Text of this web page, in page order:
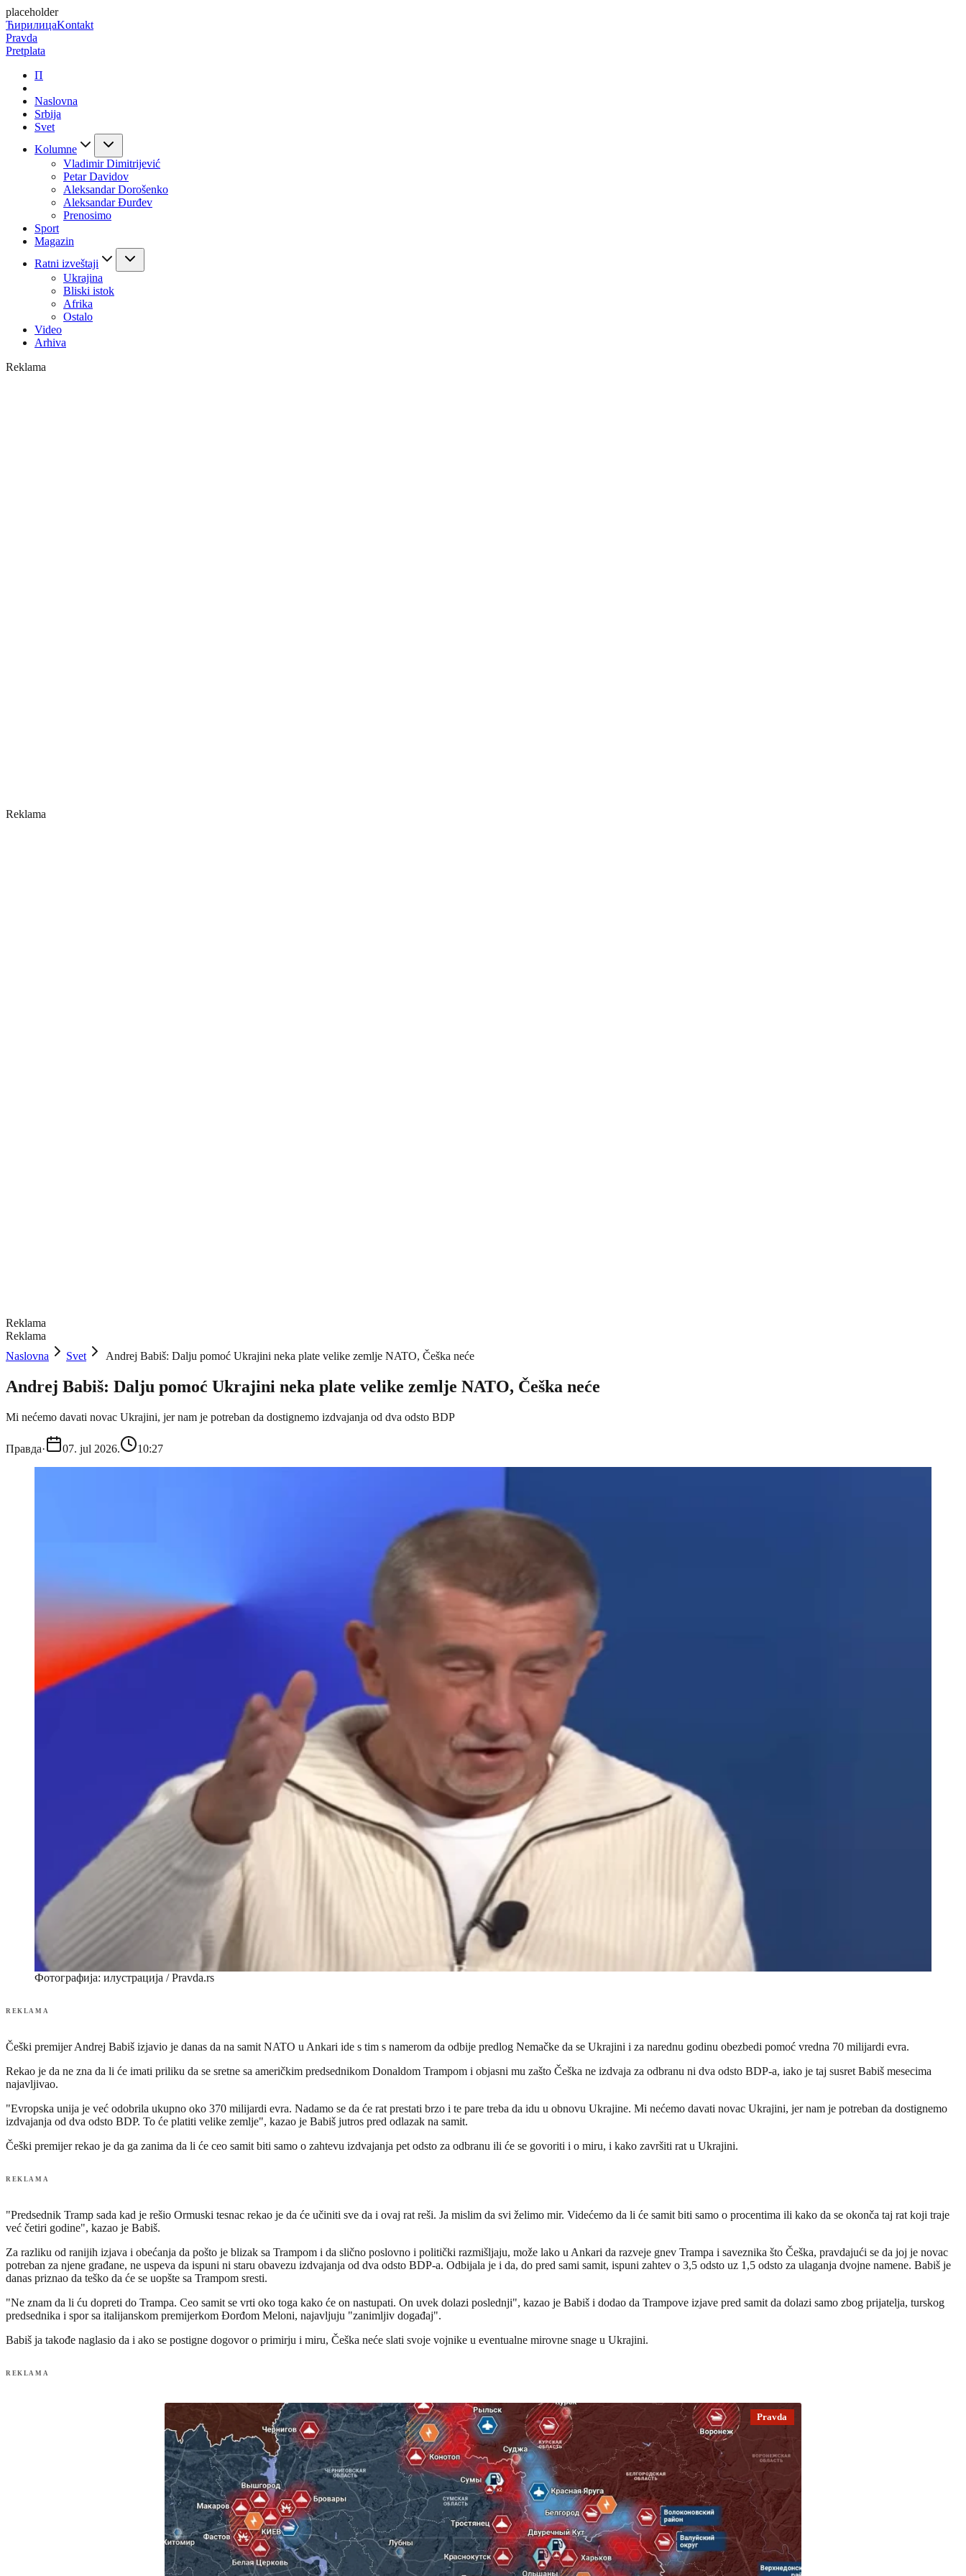
placeholder
ЋирилицаKontakt
Pravda
Pretplata
П
Naslovna
Srbija
Svet
Kolumne
Vladimir Dimitrijević
Petar Davidov
Aleksandar Dorošenko
Aleksandar Đurđev
Prenosimo
Sport
Magazin
Ratni izveštaji
Ukrajina
Bliski istok
Afrika
Ostalo
Video
Arhiva
Reklama
Reklama
Reklama
Reklama
Naslovna
Svet Andrej Babiš: Dalju pomoć Ukrajini neka plate velike zemlje NATO, Češka neće
Andrej Babiš: Dalju pomoć Ukrajini neka plate velike zemlje NATO, Češka neće
Mi nećemo davati novac Ukrajini, jer nam je potreban da dostignemo izdvajanja od dva odsto BDP
Правда· 07. jul 2026. 10:27
Фотографија: илустрација / Pravda.rs
REKLAMA
Češki premijer Andrej Babiš izjavio je danas da na samit NATO u Ankari ide s tim s namerom da odbije predlog Nemačke da se Ukrajini i za narednu godinu obezbedi pomoć vredna 70 milijardi evra.
Rekao je da ne zna da li će imati priliku da se sretne sa američkim predsednikom Donaldom Trampom i objasni mu zašto Češka ne izdvaja za odbranu ni dva odsto BDP-a, iako je taj susret Babiš mesecima
najavljivao.
"Evropska unija je već odobrila ukupno oko 370 milijardi evra. Nadamo se da će rat prestati brzo i te pare treba da idu u obnovu Ukrajine. Mi nećemo davati novac Ukrajini, jer nam je potreban da dostignemo
izdvajanja od dva odsto BDP. To će platiti velike zemlje", kazao je Babiš jutros pred odlazak na samit.
Češki premijer rekao je da ga zanima da li će ceo samit biti samo o zahtevu izdvajanja pet odsto za odbranu ili će se govoriti i o miru, i kako završiti rat u Ukrajini.
REKLAMA
"Predsednik Tramp sada kad je rešio Ormuski tesnac rekao je da će učiniti sve da i ovaj rat reši. Ja mislim da svi želimo mir. Videćemo da li će samit biti samo o procentima ili kako da se okonča taj rat koji traje
već četiri godine", kazao je Babiš.
Za razliku od ranijih izjava i obećanja da pošto je blizak sa Trampom i da slično poslovno i politički razmišljaju, može lako u Ankari da razveje gnev Trampa i saveznika što Češka, pravdajući se da joj je novac
potreban za njene građane, ne uspeva da ispuni ni staru obavezu izdvajanja od dva odsto BDP-a. Odbijala je i da, do pred sami samit, ispuni zahtev o 3,5 odsto uz 1,5 odsto za ulaganja dvojne namene. Babiš je
danas priznao da teško da će se uopšte sa Trampom sresti.
"Ne znam da li ću dopreti do Trampa. Ceo samit se vrti oko toga kako će on nastupati. On uvek dolazi poslednji", kazao je Babiš i dodao da Trampove izjave pred samit da dolazi samo zbog prijatelja, turskog
predsednika i spor sa italijanskom premijerkom Đorđom Meloni, najavljuju "zanimljiv događaj".
Babiš ja takođe naglasio da i ako se postigne dogovor o primirju i miru, Češka neće slati svoje vojnike u eventualne mirovne snage u Ukrajini.
REKLAMA
Pravda